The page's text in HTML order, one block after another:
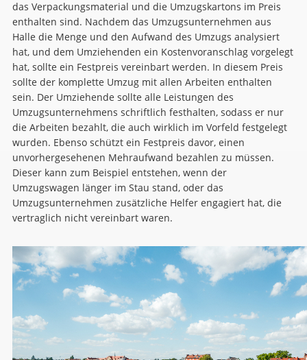
das Verpackungsmaterial und die Umzugskartons im Preis
enthalten sind. Nachdem das Umzugsunternehmen aus
Halle die Menge und den Aufwand des Umzugs analysiert
hat, und dem Umziehenden ein Kostenvoranschlag vorgelegt
hat, sollte ein Festpreis vereinbart werden. In diesem Preis
sollte der komplette Umzug mit allen Arbeiten enthalten
sein. Der Umziehende sollte alle Leistungen des
Umzugsunternehmens schriftlich festhalten, sodass er nur
die Arbeiten bezahlt, die auch wirklich im Vorfeld festgelegt
wurden. Ebenso schützt ein Festpreis davor, einen
unvorhergesehenen Mehraufwand bezahlen zu müssen.
Dieser kann zum Beispiel entstehen, wenn der
Umzugswagen länger im Stau stand, oder das
Umzugsunternehmen zusätzliche Helfer engagiert hat, die
vertraglich nicht vereinbart waren.